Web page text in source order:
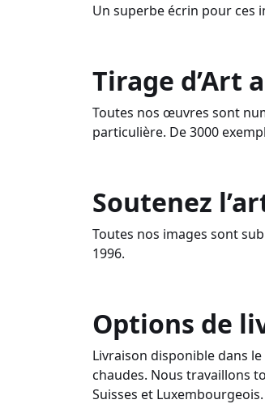
Un superbe écrin pour ces
Tirage d’Art
Toutes nos œuvres sont
particulière. De 3000
Soutenez
Toutes nos images sont
1996.
Options de
Livraison disponible dans
chaudes. Nous travaillons
Suisses et Luxembourgeois.